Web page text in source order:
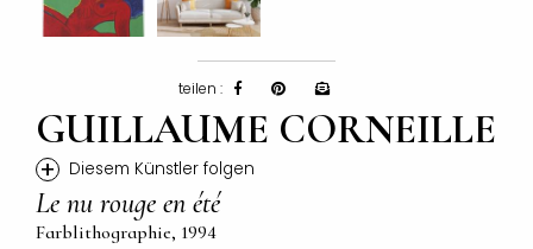
teilen :
GUILLAUME CORNEILLE
+ Diesem Künstler folgen
Le nu rouge en été
Farblithographie, 1994